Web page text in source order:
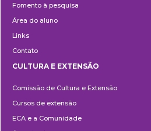
Fomento à pesquisa
Área do aluno
Links
Contato
e
Extensão
CULTURA E EXTENSÃO
Comissão de Cultura e Extensão
Cursos de extensão
ECA e a Comunidade